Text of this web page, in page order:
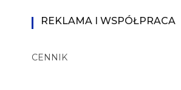
REKLAMA I WSPÓŁPRACA
CENNIK